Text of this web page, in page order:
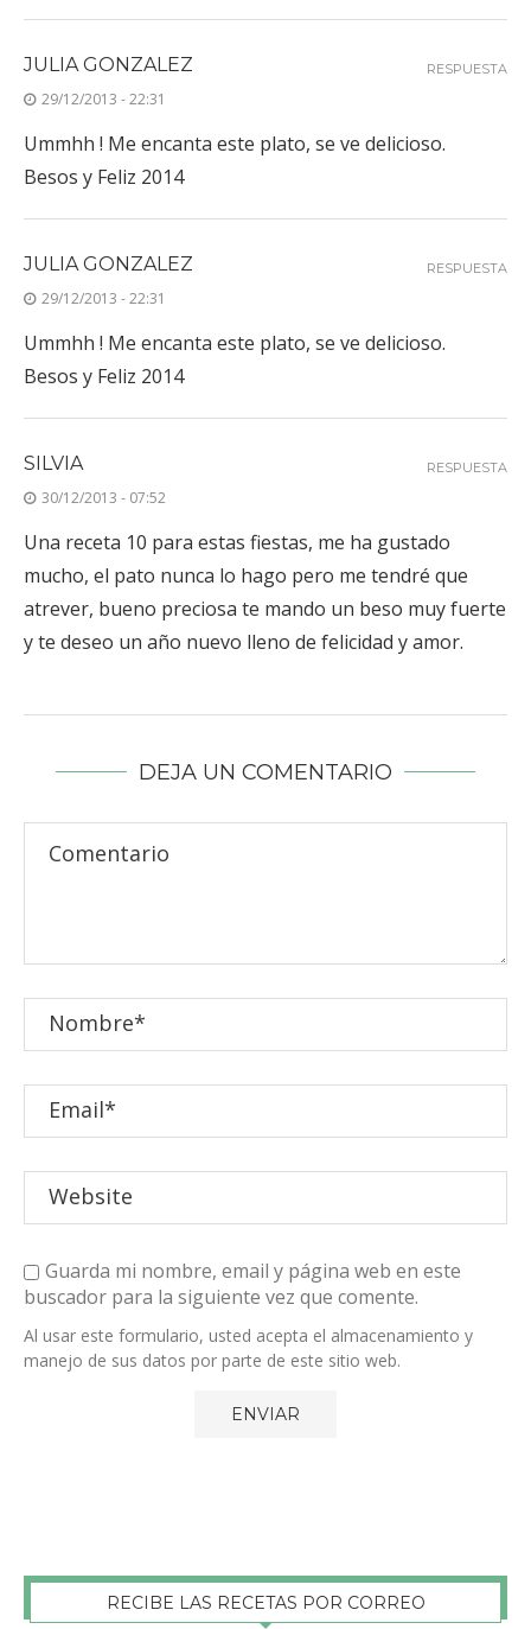
JULIA GONZALEZ
29/12/2013 - 22:31
Ummhh ! Me encanta este plato, se ve delicioso.
Besos y Feliz 2014
RESPUESTA
JULIA GONZALEZ
29/12/2013 - 22:31
Ummhh ! Me encanta este plato, se ve delicioso.
Besos y Feliz 2014
RESPUESTA
SILVIA
30/12/2013 - 07:52
Una receta 10 para estas fiestas, me ha gustado
mucho, el pato nunca lo hago pero me tendré que
atrever, bueno preciosa te mando un beso muy fuerte
y te deseo un año nuevo lleno de felicidad y amor.
RESPUESTA
DEJA UN COMENTARIO
Guarda mi nombre, email y página web en este
buscador para la siguiente vez que comente.
Al usar este formulario, usted acepta el almacenamiento y
manejo de sus datos por parte de este sitio web.
RECIBE LAS RECETAS POR CORREO